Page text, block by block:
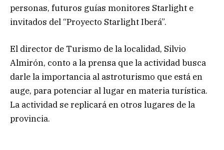
personas, futuros guías monitores Starlight e
invitados del “Proyecto Starlight Iberá”.
El director de Turismo de la localidad, Silvio
Almirón, conto a la prensa que la actividad busca
darle la importancia al astroturismo que está en
auge, para potenciar al lugar en materia turística.
La actividad se replicará en otros lugares de la
provincia.